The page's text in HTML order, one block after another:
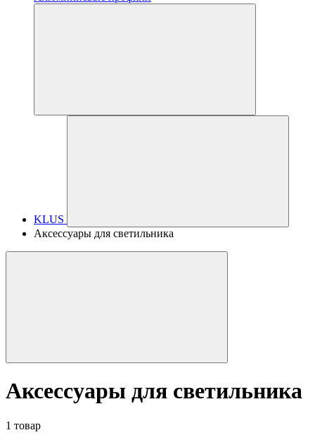
KLUS
Аксессуары для светильника
Аксессуары для светильника
1 товар